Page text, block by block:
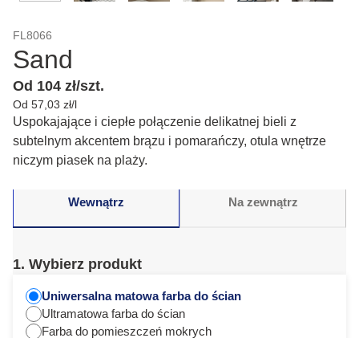
FL8066
Sand
Od 104 zł/szt.
Od 57,03 zł/l
Uspokajające i ciepłe połączenie delikatnej bieli z
subtelnym akcentem brązu i pomarańczy, otula wnętrze
niczym piasek na plaży.
Wewnątrz Na zewnątrz
1. Wybierz produkt
Uniwersalna matowa farba do ścian
Ultramatowa farba do ścian
Farba do pomieszczeń mokrych